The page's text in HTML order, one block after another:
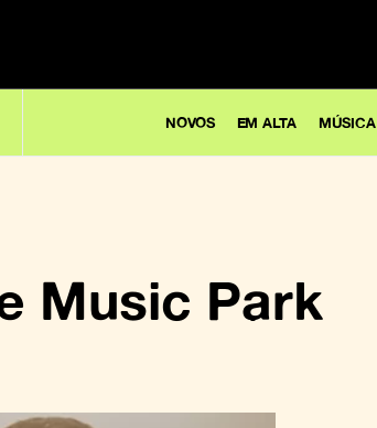
NOVOS EM ALTA MÚSICA
Music Park